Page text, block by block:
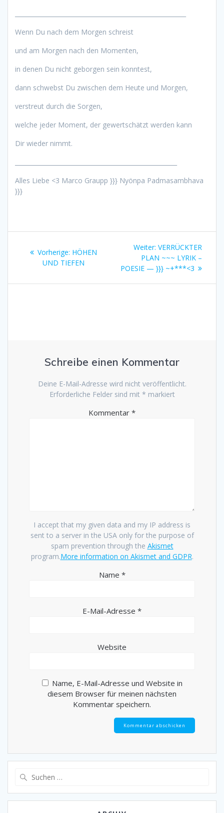
Wenn Du nach dem Morgen schreist
und am Morgen nach den Momenten,
in denen Du nicht geborgen sein konntest,
dann schwebst Du zwischen dem Heute und Morgen,
verstreut durch die Sorgen,
welche jeder Moment, der gewertschätzt werden kann
Dir wieder nimmt.
Alles Liebe <3 Marco Graupp }}} Nyönpa Padmasambhava
}}}
Beitragsnavigation
Vorherige: Vorheriger
Beitrag:
HÖHEN
UND TIEFEN
Weiter: Nächster
Beitrag:
VERRÜCKTER
PLAN ~~~ LYRIK –
POESIE — }}} ~+***<3
Schreibe einen Kommentar
Deine E-Mail-Adresse wird nicht veröffentlicht.
Erforderliche Felder sind mit * markiert
Kommentar *
I accept that my given data and my IP address is
sent to a server in the USA only for the purpose of
spam prevention through the Akismet
program.More information on Akismet and GDPR.
Name *
E-Mail-Adresse *
Website
Name, E-Mail-Adresse und Website in
diesem Browser für meinen nächsten
Kommentar speichern.